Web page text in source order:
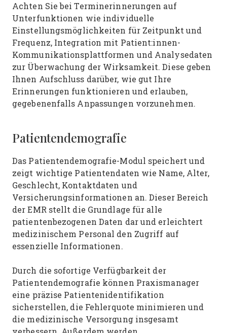
Achten Sie bei Terminerinnerungen auf
Unterfunktionen wie individuelle
Einstellungsmöglichkeiten für Zeitpunkt und
Frequenz, Integration mit Patient:innen-
Kommunikationsplattformen und Analysedaten
zur Überwachung der Wirksamkeit. Diese geben
Ihnen Aufschluss darüber, wie gut Ihre
Erinnerungen funktionieren und erlauben,
gegebenenfalls Anpassungen vorzunehmen.
Patientendemografie
Das Patientendemografie-Modul speichert und
zeigt wichtige Patientendaten wie Name, Alter,
Geschlecht, Kontaktdaten und
Versicherungsinformationen an. Dieser Bereich
der EMR stellt die Grundlage für alle
patientenbezogenen Daten dar und erleichtert
medizinischem Personal den Zugriff auf
essenzielle Informationen.
Durch die sofortige Verfügbarkeit der
Patientendemografie können Praxismanager
eine präzise Patientenidentifikation
sicherstellen, die Fehlerquote minimieren und
die medizinische Versorgung insgesamt